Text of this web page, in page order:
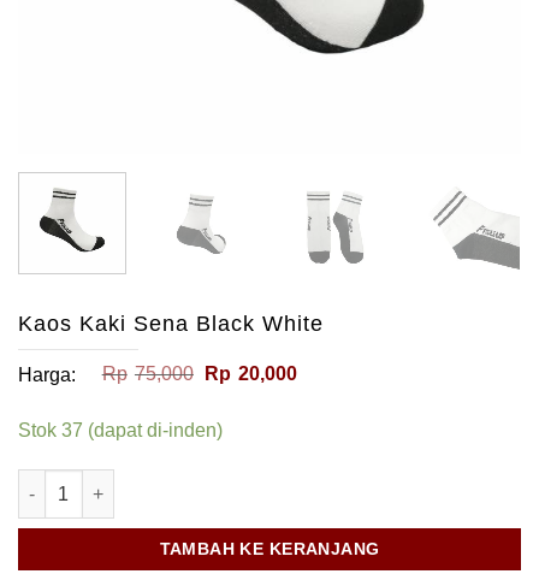
Kaos Kaki Sena Black White
Harga: Rp 75,000 Harga
Rp75,000.
Rp 20,000Harga
Stok 37 (dapat di-inden)
Kuantitas Kaos Kaki Sena Black White
TAMBAH KE KERANJANG